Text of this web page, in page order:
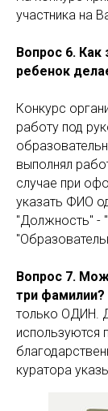
участника на
Вопрос 6. Как
ребенок
Конкурс
работу под
выполнял
случае при
указать ФИО
"Должность" -
Вопрос 7.
три фамилии?
только ОДИН.
используются
куратора